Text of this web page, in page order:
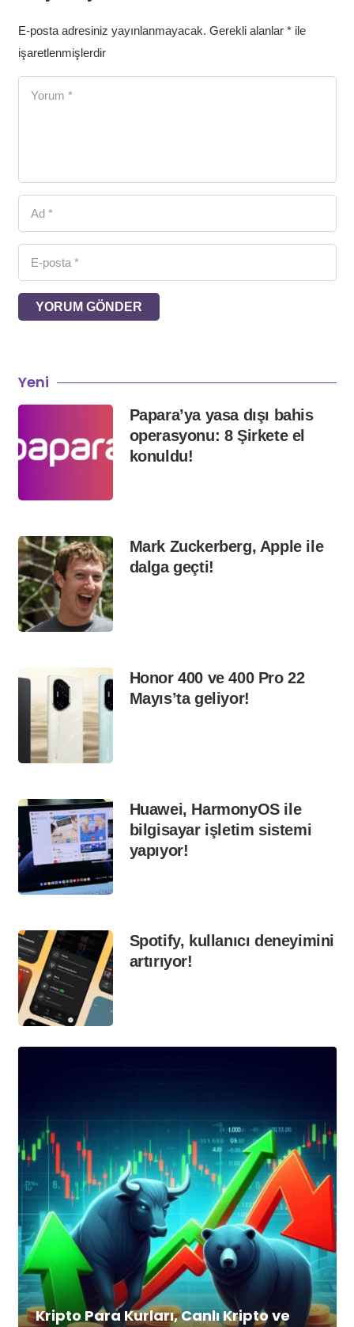
E-posta adresiniz yayınlanmayacak. Gerekli alanlar *ile
işaretlenmişlerdir
YORUM GÖNDER
Yeni
Papara’ya yasa dışı bahis
operasyonu: 8 Şirkete el
konuldu!
Mark Zuckerberg, Apple ile
dalga geçti!
Honor 400 ve 400 Pro 22
Mayıs’ta geliyor!
Huawei, HarmonyOS ile
bilgisayar işletim sistemi
yapıyor!
Spotify, kullanıcı deneyimini
artırıyor!
Kripto Para Kurları, Canlı Kripto ve